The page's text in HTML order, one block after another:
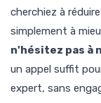
cherchiez à
simplement à
n'hésitez pas à
un appel suffit
expert, sans